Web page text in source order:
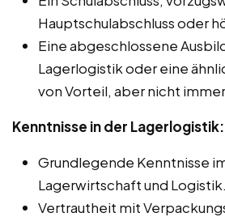
Hauptschulabschluss oder
Eine abgeschlossene
Lagerlogistik oder eine
von Vorteil, aber nicht
Kenntnisse in der Lagerlogistik:
Grundlegende Kenntnisse
Lagerwirtschaft und Logistik.
Vertrautheit mit